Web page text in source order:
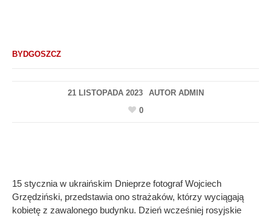
BYDGOSZCZ
21 LISTOPADA 2023 AUTOR ADMIN
0
15 stycznia w ukraińskim Dnieprze fotograf Wojciech
Grzędziński, przedstawia ono strażaków, którzy wyciągają
kobietę z zawalonego budynku. Dzień wcześniej rosyjskie